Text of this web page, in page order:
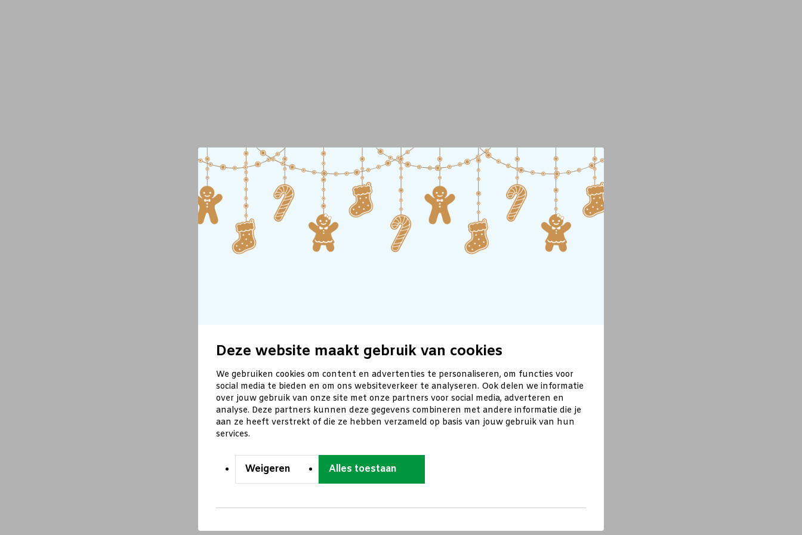
Deze website maakt gebruik van cookies
We gebruiken cookies om content en advertenties te personaliseren, om functies voor
social media te bieden en om ons websiteverkeer te analyseren. Ook delen we informatie
over jouw gebruik van onze site met onze partners voor social media, adverteren en
analyse. Deze partners kunnen deze gegevens combineren met andere informatie die je
aan ze heeft verstrekt of die ze hebben verzameld op basis van jouw gebruik van hun
services.
Weigeren Alles toestaan